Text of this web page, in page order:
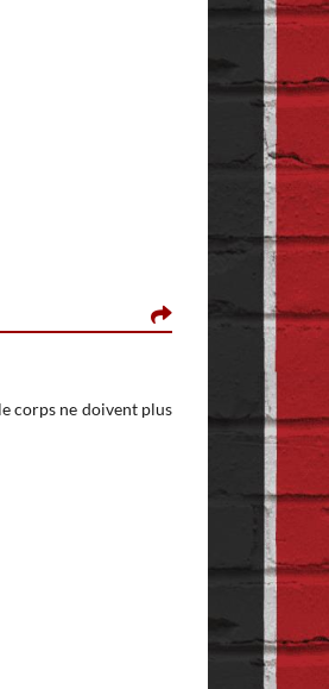
corps ne doivent plus
ONE SHEASY,
Apparemment il
Je pense que ça
doivent plus y
Triste destin